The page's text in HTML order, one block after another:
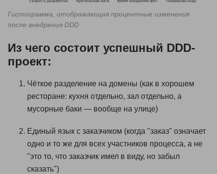
Гистограмма, отображающая процентные изменения
после внедрения DDD
Из чего состоит успешный DDD-
проект:
Чёткое разделение на домены (как в хорошем
ресторане: кухня отдельно, зал отдельно, а
мусорные баки — вообще на улице)
Единый язык с заказчиком (когда "заказ" означает
одно и то же для всех участников процесса, а не
"это то, что заказчик имел в виду, но забыл
сказать")